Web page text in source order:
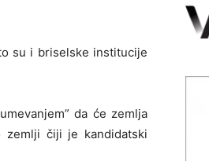
su i briselske institucije
da će zemlja
zemlji čiji je kandidatski